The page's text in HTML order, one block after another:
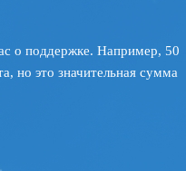
о поддержке. Например, 50
но это значительная сумма